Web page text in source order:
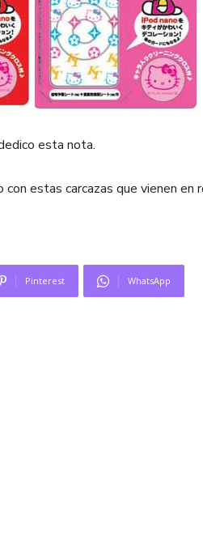
esta nota.
estas carcazas que vienen en
Pinterest WhatsApp